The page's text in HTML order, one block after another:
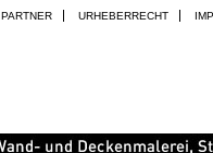
PARTNER URHEBERRECHT